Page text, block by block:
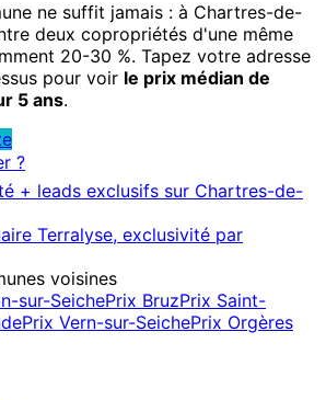
ne suffit jamais : à Chartres-de-
deux copropriétés d'une même
20-30 %. Tapez votre adresse
pour voir le prix médian de
5 ans.
?
+ leads exclusifs sur Chartres-de-
Terralyse, exclusivité par
voisines
sur-SeichePrix BruzPrix Saint-
Prix Vern-sur-SeichePrix Orgères